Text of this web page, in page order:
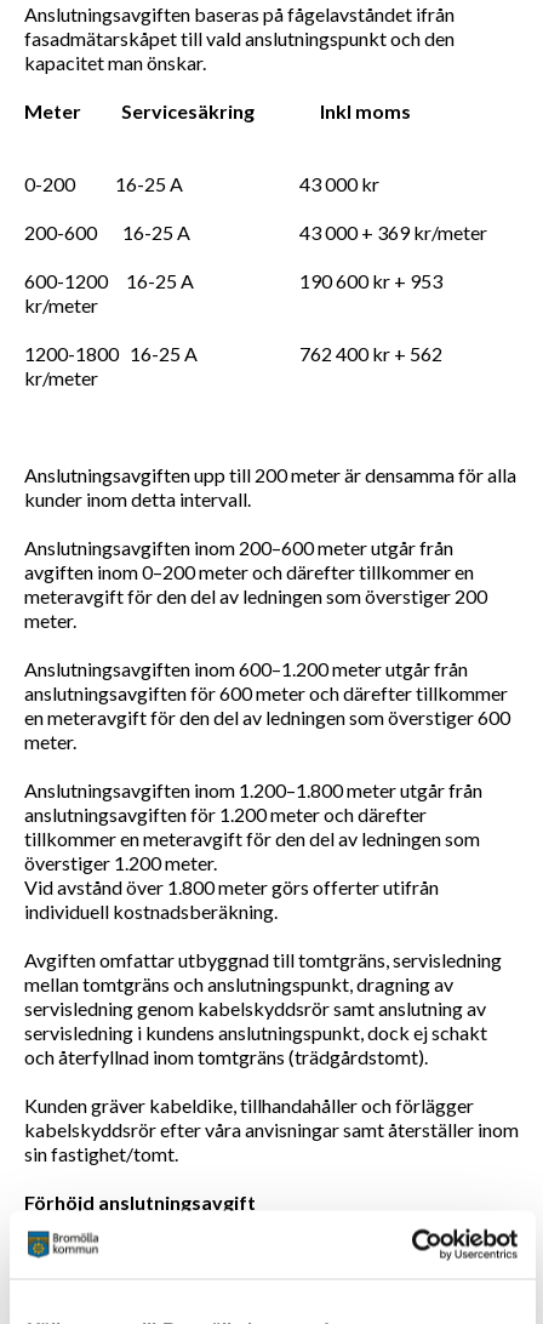
Anslutningsavgiften baseras på fågelavståndet ifrån
fasadmätarskåpet till vald anslutningspunkt och den
kapacitet man önskar.
Meter Servicesäkring Inkl moms
0-200 16-25 A 43 000 kr
200-600 16-25 A 43 000 + 369 kr/meter
600-1200 16-25 A 190 600 kr + 953
kr/meter
1200-1800 16-25 A 762 400 kr + 562
kr/meter
Anslutningsavgiften upp till 200 meter är densamma för alla
kunder inom detta intervall.
Anslutningsavgiften inom 200–600 meter utgår från
avgiften inom 0–200 meter och därefter tillkommer en
meteravgift för den del av ledningen som överstiger 200
meter.
Anslutningsavgiften inom 600–1.200 meter utgår från
anslutningsavgiften för 600 meter och därefter tillkommer
en meteravgift för den del av ledningen som överstiger 600
meter.
Anslutningsavgiften inom 1.200–1.800 meter utgår från
anslutningsavgiften för 1.200 meter och därefter
tillkommer en meteravgift för den del av ledningen som
överstiger 1.200 meter.
Vid avstånd över 1.800 meter görs offerter utifrån
individuell kostnadsberäkning.
Avgiften omfattar utbyggnad till tomtgräns, servisledning
mellan tomtgräns och anslutningspunkt, dragning av
servisledning genom kabelskyddsrör samt anslutning av
servisledning i kundens anslutningspunkt, dock ej schakt
och återfyllnad inom tomtgräns (trädgårdstomt).
Kunden gräver kabeldike, tillhandahåller och förlägger
kabelskyddsrör efter våra anvisningar samt återställer inom
sin fastighet/tomt.
Förhöjd anslutningsavgift
Anslutningsavgifter större än 55.000 kronor inkl moms
delas upp i två betalningar. En vid beställning resterande vid